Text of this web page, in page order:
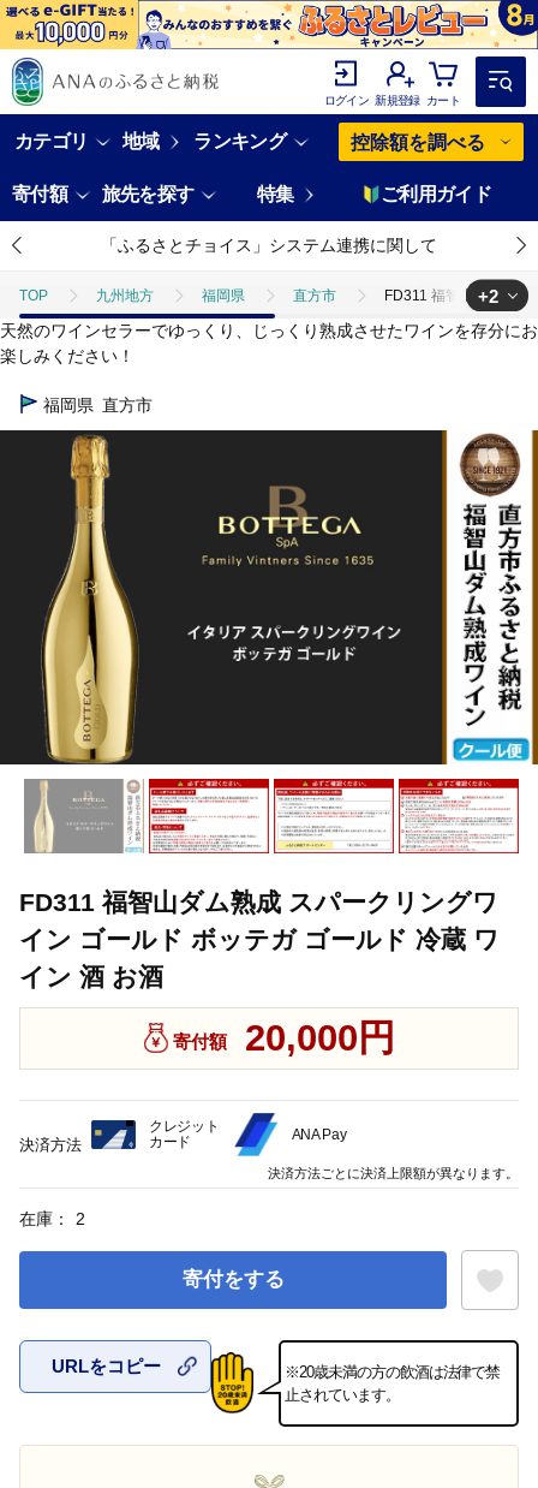
ログイン 新規登録 カート
カテゴリ 地域 ランキング 控除額を調べる
寄付額 旅先を探す 特集 ご利用ガイド
「ふるさとチョイス」システム連携に関して
TOP 九州地方 福岡県 直方市 FD311 福智山ダム熟
TOP 酒 FD311 福智山ダム熟成 スパークリングワイン ゴールド
+2
天然のワインセラーでゆっくり、じっくり熟成させたワインを存分にお
楽しみください！
福岡県 直方市
FD311 福智山ダム熟成 スパークリングワ
イン ゴールド ボッテガ ゴールド 冷蔵 ワ
イン 酒 お酒
寄付額 20,000円
在庫： 2
寄付をする
お気に入
URLをコピー
※20歳未満の方の飲酒は法律で禁
止されています。
決済方法
クレジット
カード
ANA Pay
決済方法ごとに決済上限額が異なります。